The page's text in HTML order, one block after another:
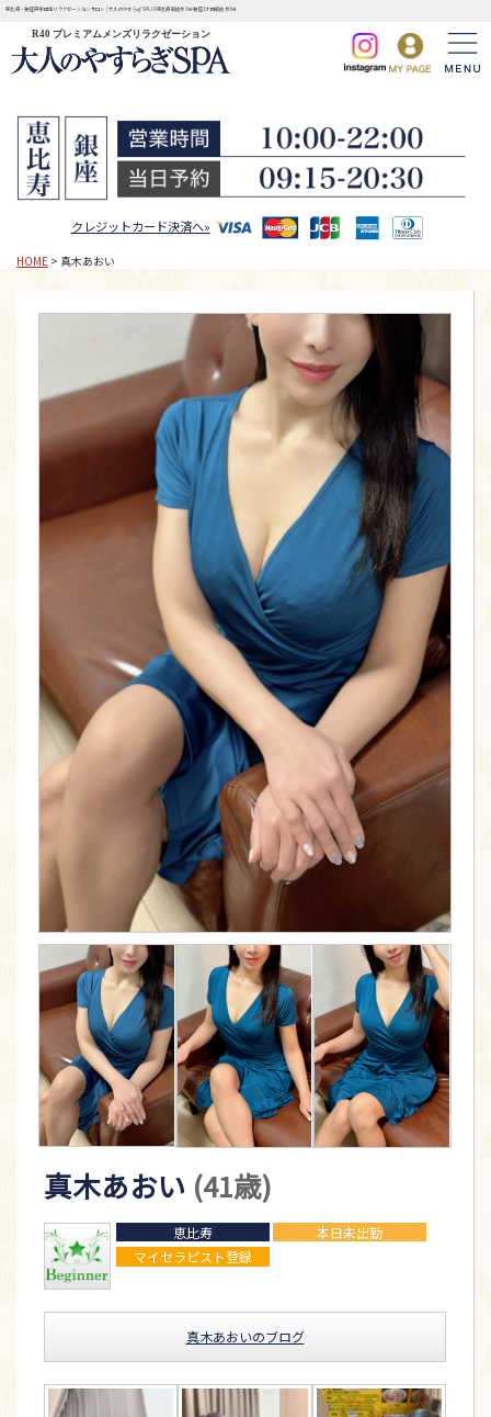
恵比寿・銀座完全個室リラクゼーションサロン | 大人のやすらぎSPA JR恵比寿駅徒歩3分 銀座1丁目駅徒歩3分
R40 プレミアムメンズリラクゼーション
クレジットカード決済へ»
HOME > 真木あおい
真木あおい (41歳)
恵比寿
本日未出勤
マイセラピスト登録
真木あおいのブログ